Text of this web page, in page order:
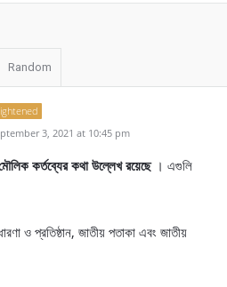
Random
3, 2021 at 10:45 pm
কর্তব্যের কথা উল্লেখ রয়েছে। এগুলি
ও প্রতিষ্ঠান, জাতীয় পতাকা এবং জাতীয়